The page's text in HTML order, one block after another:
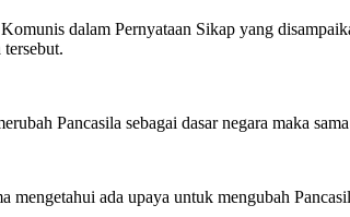
dalam Pernyataan Sikap yang
tersebut.
Pancasila sebagai dasar negara maka
mengetahui ada upaya untuk mengubah